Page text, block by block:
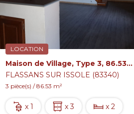
LOCATION
Maison de Village, Type 3, 86.53m² Flassans Sur Issole avec Terrasse
FLASSANS SUR ISSOLE (83340)
3 pièce(s) / 86.53 m²
x 1 x 3 x 2